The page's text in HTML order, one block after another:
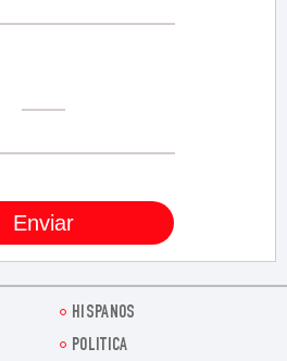
HISPANOS
POLITICA